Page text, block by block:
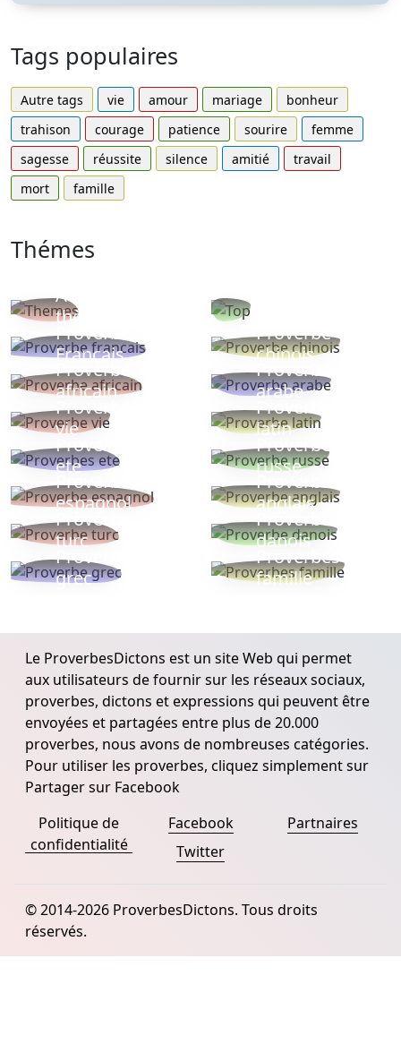
Tags populaires
Autre tags vie amour mariage
bonheur
trahison
courage patience sourire
femme
sagesse
réussite silence amitié
travail
mort
famille
Thémes
Autres
thèmes
Proverbe
Français
Proverbe
chinois
Proverbe
africain
Proverbe
arabe
Proverbe
vie
Proverbe
latin
Proverbes
ete
Proverbe
russe
Proverbe
espagnol
Proverbe
anglais
Proverbe
turc
Proverbe
danois
Proverbe
grec
Proverbes
famille
Le ProverbesDictons est un site Web qui permet
aux utilisateurs de fournir sur les réseaux sociaux,
proverbes, dictons et expressions qui peuvent être
envoyées et partagées entre plus de 20.000
proverbes, nous avons de nombreuses catégories.
Pour utiliser les proverbes, cliquez simplement sur
Partager sur Facebook
Politique de
confidentialité
Facebook
Twitter
Partnaires
© 2014-2026 ProverbesDictons. Tous droits
réservés.